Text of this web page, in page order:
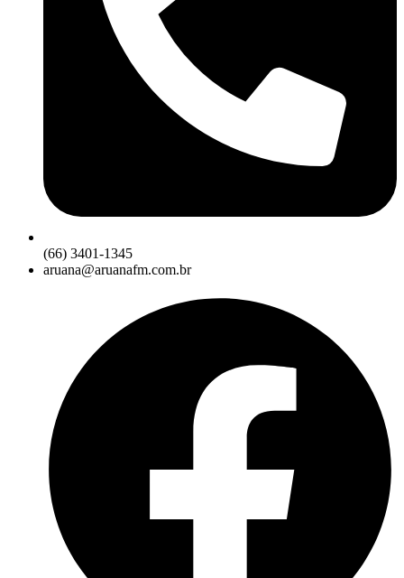
(66) 3401-1345
aruana@aruanafm.com.br